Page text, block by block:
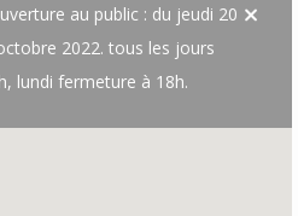
au public : du jeudi 20
2022. tous les jours
lundi fermeture à 18h.